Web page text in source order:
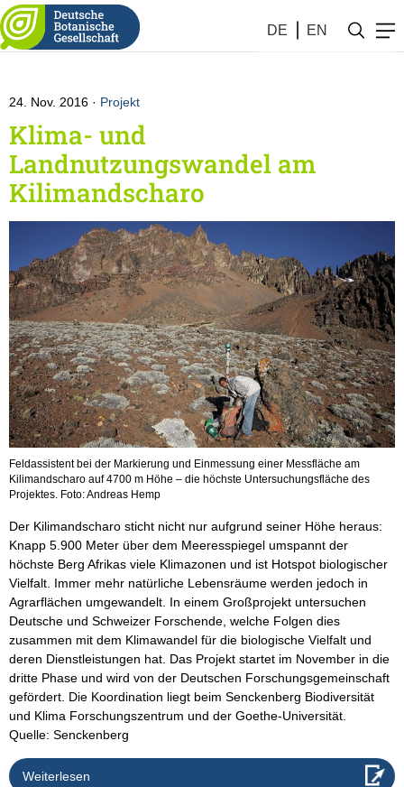
DE EN
Botanik #47 (2016)
24. Nov. 2016 Projekt
Klima- und
Landnutzungswandel am
Kilimandscharo
Feldassistent bei der Markierung und Einmessung einer Messfläche am
Kilimandscharo auf 4700 m Höhe – die höchste Untersuchungsfläche des
Projektes. Foto: Andreas Hemp
Der Kilimandscharo sticht nicht nur aufgrund seiner Höhe heraus:
Knapp 5.900 Meter über dem Meeresspiegel umspannt der
höchste Berg Afrikas viele Klimazonen und ist Hotspot biologischer
Vielfalt. Immer mehr natürliche Lebensräume werden jedoch in
Agrarflächen umgewandelt. In einem Großprojekt untersuchen
Deutsche und Schweizer Forschende, welche Folgen dies
zusammen mit dem Klimawandel für die biologische Vielfalt und
deren Dienstleistungen hat. Das Projekt startet im November in die
dritte Phase und wird von der Deutschen Forschungsgemeinschaft
gefördert. Die Koordination liegt beim Senckenberg Biodiversität
und Klima Forschungszentrum und der Goethe-Universität.
Quelle: Senckenberg
Weiterlesen